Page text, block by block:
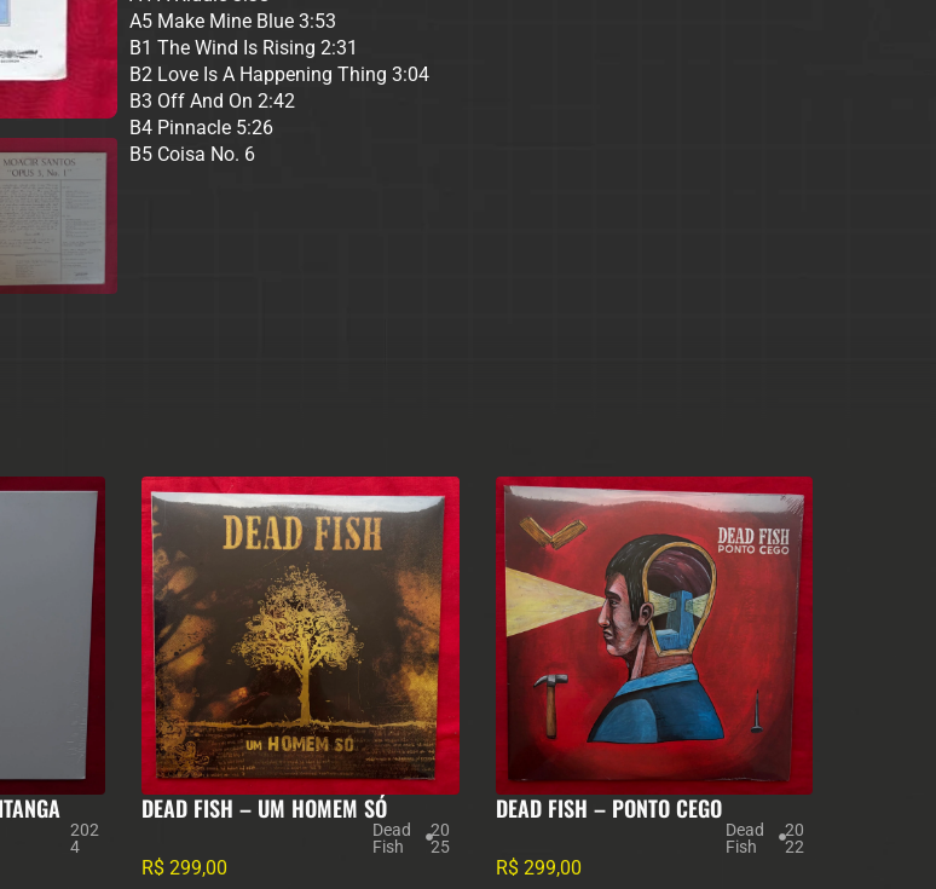
A5 Make Mine Blue 3:53
B1 The Wind Is Rising 2:31
B2 Love Is A Happening Thing 3:04
B3 Off And On 2:42
B4 Pinnacle 5:26
B5 Coisa No. 6
202
4
DEAD FISH – UM HOMEM SÓ
Dead
Fish
20
25
R$ 299,00
DEAD FISH – PONTO CEGO
Dead
Fish
20
22
R$ 299,00